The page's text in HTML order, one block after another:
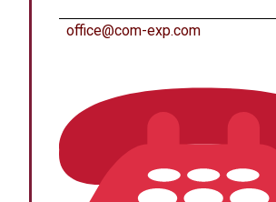
office@com-exp.com